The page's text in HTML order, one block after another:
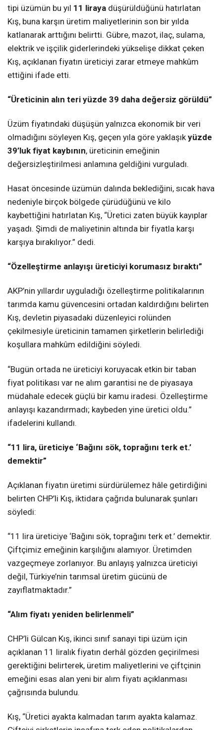
tipi üzümün bu yıl 11 liraya düşürüldüğünü hatırlatan
Kış, buna karşın üretim maliyetlerinin son bir yılda
katlanarak arttığını belirtti. Gübre, mazot, ilaç, sulama,
elektrik ve işçilik giderlerindeki yükselişe dikkat çeken
Kış, açıklanan fiyatın üreticiyi zarar etmeye mahkûm
ettiğini ifade etti.
“Üreticinin alın teri yüzde 39 daha değersiz görüldü”
Üzüm fiyatındaki düşüşün yalnızca ekonomik bir veri
olmadığını söyleyen Kış, geçen yıla göre yaklaşıkyüzde
39’luk fiyat kaybının, üreticinin emeğinin
değersizleştirilmesi anlamına geldiğini vurguladı.
Hasat öncesinde üzümün dalında beklediğini, sıcak hava
nedeniyle birçok bölgede çürüdüğünü ve kilo
kaybettiğini hatırlatan Kış, “Üretici zaten büyük kayıplar
yaşadı. Şimdi de maliyetinin altında bir fiyatla karşı
karşıya bırakılıyor.” dedi.
“Özelleştirme anlayışı üreticiyi korumasız bıraktı”
AKP’nin yıllardır uyguladığı özelleştirme politikalarının
tarımda kamu güvencesini ortadan kaldırdığını belirten
Kış, devletin piyasadaki düzenleyici rolünden
çekilmesiyle üreticinin tamamen şirketlerin belirlediği
koşullara mahkûm edildiğini söyledi.
“Bugün ortada ne üreticiyi koruyacak etkin bir taban
fiyat politikası var ne alım garantisi ne de piyasaya
müdahale edecek güçlü bir kamu iradesi. Özelleştirme
anlayışı kazandırmadı; kaybeden yine üretici oldu.”
ifadelerini kullandı.
“11 lira, üreticiye ‘Bağını sök, toprağını terk et.’
demektir”
Açıklanan fiyatın üretimi sürdürülemez hâle getirdiğini
belirten CHP’li Kış, iktidara çağrıda bulunarak şunları
söyledi:
“11 lira üreticiye ‘Bağını sök, toprağını terk et.’ demektir.
Çiftçimiz emeğinin karşılığını alamıyor. Üretimden
vazgeçmeye zorlanıyor. Bu anlayış yalnızca üreticiyi
değil, Türkiye’nin tarımsal üretim gücünü de
zayıflatmaktadır.”
“Alım fiyatı yeniden belirlenmeli”
CHP’li Gülcan Kış, ikinci sınıf sanayi tipi üzüm için
açıklanan 11 liralık fiyatın derhâl gözden geçirilmesi
gerektiğini belirterek, üretim maliyetlerini ve çiftçinin
emeğini esas alan yeni bir alım fiyatı açıklanması
çağrısında bulundu.
Kış, “Üretici ayakta kalmadan tarım ayakta kalamaz.